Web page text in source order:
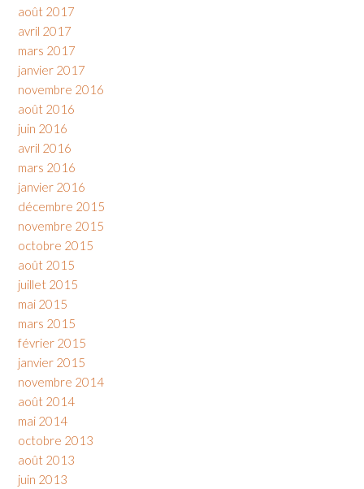
août 2017
avril 2017
mars 2017
janvier 2017
novembre 2016
août 2016
juin 2016
avril 2016
mars 2016
janvier 2016
décembre 2015
novembre 2015
octobre 2015
août 2015
juillet 2015
mai 2015
mars 2015
février 2015
janvier 2015
novembre 2014
août 2014
mai 2014
octobre 2013
août 2013
juin 2013